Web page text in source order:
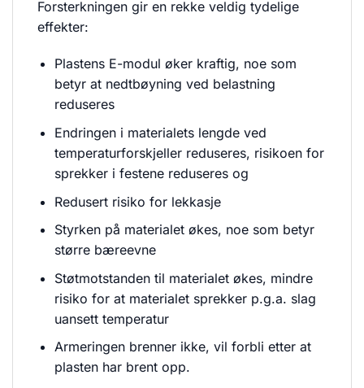
Forsterkningen gir en rekke veldig tydelige
effekter:
Plastens E-modul øker kraftig, noe som
betyr at nedtbøyning ved belastning
reduseres
Endringen i materialets lengde ved
temperaturforskjeller reduseres, risikoen for
sprekker i festene reduseres og
Redusert risiko for lekkasje
Styrken på materialet økes, noe som betyr
større bæreevne
Støtmotstanden til materialet økes, mindre
risiko for at materialet sprekker p.g.a. slag
uansett temperatur
Armeringen brenner ikke, vil forbli etter at
plasten har brent opp.